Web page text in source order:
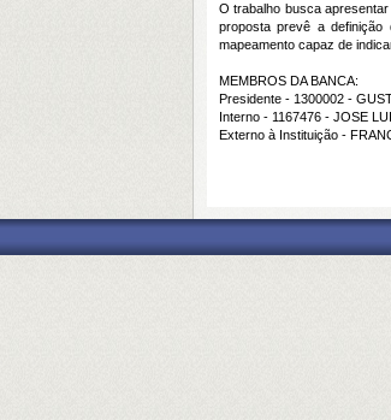
O trabalho busca
proposta prevê a definição
mapeamento capaz de
MEMBROS DA BANCA:
Presidente - 1300002 -
Interno - 1167476 - JOSE
Externo à Instituição -